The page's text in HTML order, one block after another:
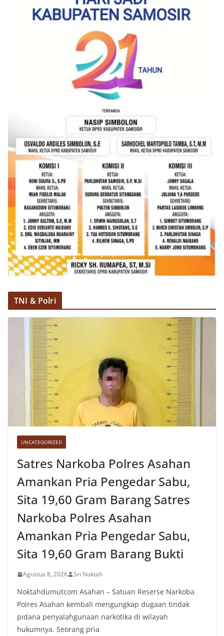
TNI & Polri
UNCATEGORIZED
Satres Narkoba Polres Asahan
Amankan Pria Pengedar Sabu,
Sita 19,60 Gram Barang Satres
Narkoba Polres Asahan
Amankan Pria Pengedar Sabu,
Sita 19,60 Gram Barang Bukti
Agustus 8, 2026 Sri Noktah
Noktahdumutcom Asahan – Satuan Reserse Narkoba
Polres Asahan kembali mengungkap dugaan tindak
pidana penyalahgunaan narkotika di wilayah
hukumnya. Seorang pria